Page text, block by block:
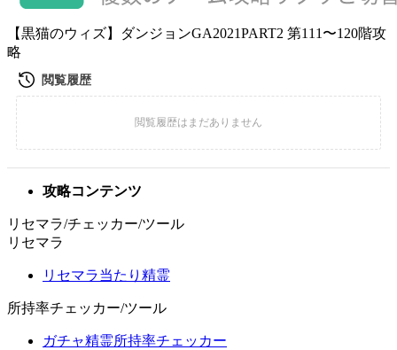
【黒猫のウィズ】ダンジョンGA2021PART2 第111〜120階攻
略
攻略コンテンツ
リセマラ/チェッカー/ツール
リセマラ
リセマラ当たり精霊
所持率チェッカー/ツール
ガチャ精霊所持率チェッカー